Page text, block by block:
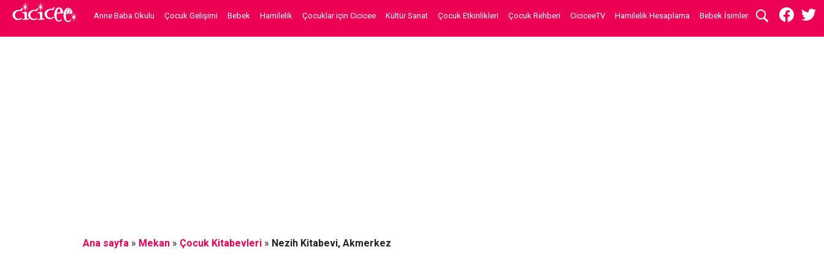
Anne Baba Okulu Çocuk Gelişimi Bebek Hamilelik Çocuklar için Cicicee Kültür Sanat Çocuk Etkinlikleri Çocuk Rehberi CiciceeTV Hamilelik Hesaplama Bebek İsimleri
Ana sayfa» Mekan» Çocuk Kitabevleri» Nezih Kitabevi, Akmerkez